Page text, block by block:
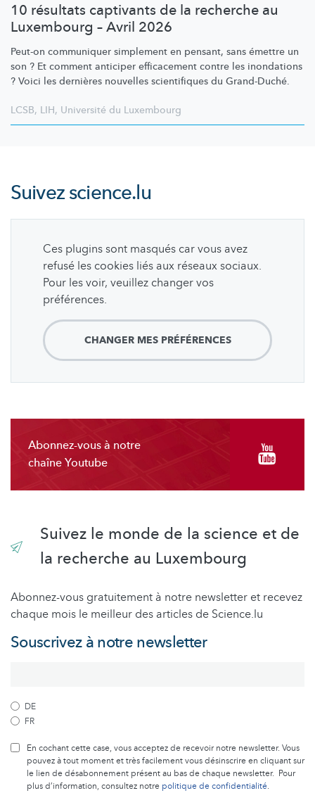
10 résultats captivants de la recherche au
Luxembourg – Avril 2026
Peut-on communiquer simplement en pensant, sans émettre un
son ? Et comment anticiper efficacement contre les inondations
? Voici les dernières nouvelles scientifiques du Grand-Duché.
LCSB, LIH, Université du Luxembourg
Suivezscience.lu
Ces plugins sont masqués car vous avez
refusé les cookies liés aux réseaux sociaux.
Pour les voir, veuillez changer vos
préférences.
CHANGER MES PRÉFÉRENCES
Abonnez-vous à notre
chaîne Youtube
Suivez le monde de la science et de
la recherche au Luxembourg
Abonnez-vous gratuitement à notre newsletter et recevez
chaque mois le meilleur des articles de Science.lu
Souscrivez à notre newsletter
DE
FR
En cochant cette case, vous acceptez de recevoir notre newsletter. Vous
pouvez à tout moment et très facilement vous désinscrire en cliquant sur
le lien de désabonnement présent au bas de chaque newsletter. Pour
plus d’information, consultez notre politique de confidentialité.